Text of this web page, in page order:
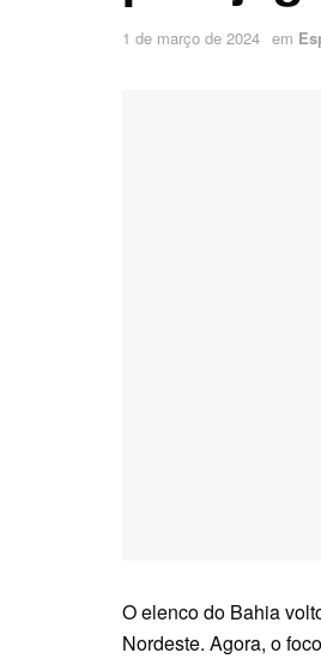
1 de março de 2024 em
O elenco do Bahia
Nordeste. Agora, o